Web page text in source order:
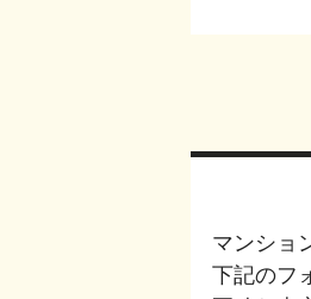
マンショ
下記のフ